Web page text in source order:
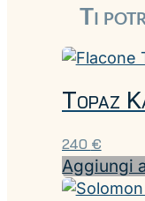
Ti
Topaz
240 €
Aggiungi